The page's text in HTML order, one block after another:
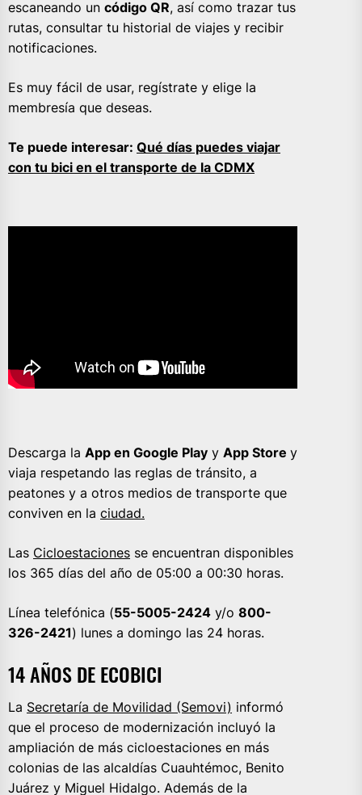
escaneando un código QR, así como trazar tus
rutas, consultar tu historial de viajes y recibir
notificaciones.
Es muy fácil de usar, regístrate y elige la
membresía que deseas.
Te puede interesar: Qué días puedes viajar
con tu bici en el transporte de la CDMX
Descarga la App en Google Play y App Store y
viaja respetando las reglas de tránsito, a
peatones y a otros medios de transporte que
conviven en la ciudad.
Las Cicloestaciones se encuentran disponibles
los 365 días del año de 05:00 a 00:30 horas.
Línea telefónica (55-5005-2424 y/o 800-
326-2421) lunes a domingo las 24 horas.
14 AÑOS DE ECOBICI
La Secretaría de Movilidad (Semovi) informó
que el proceso de modernización incluyó la
ampliación de más cicloestaciones en más
colonias de las alcaldías Cuauhtémoc, Benito
Juárez y Miguel Hidalgo. Además de la